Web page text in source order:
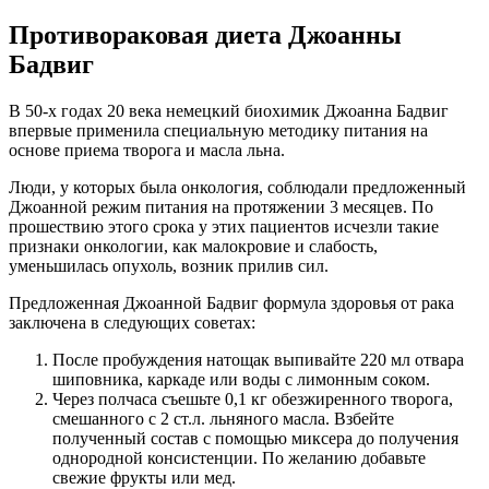
Противораковая диета Джоанны
Бадвиг
В 50-х годах 20 века немецкий биохимик Джоанна Бадвиг
впервые применила специальную методику питания на
основе приема творога и масла льна.
Люди, у которых была онкология, соблюдали предложенный
Джоанной режим питания на протяжении 3 месяцев. По
прошествию этого срока у этих пациентов исчезли такие
признаки онкологии, как малокровие и слабость,
уменьшилась опухоль, возник прилив сил.
Предложенная Джоанной Бадвиг формула здоровья от рака
заключена в следующих советах:
После пробуждения натощак выпивайте 220 мл отвара
шиповника, каркаде или воды с лимонным соком.
Через полчаса съешьте 0,1 кг обезжиренного творога,
смешанного с 2 ст.л. льняного масла. Взбейте
полученный состав с помощью миксера до получения
однородной консистенции. По желанию добавьте
свежие фрукты или мед.